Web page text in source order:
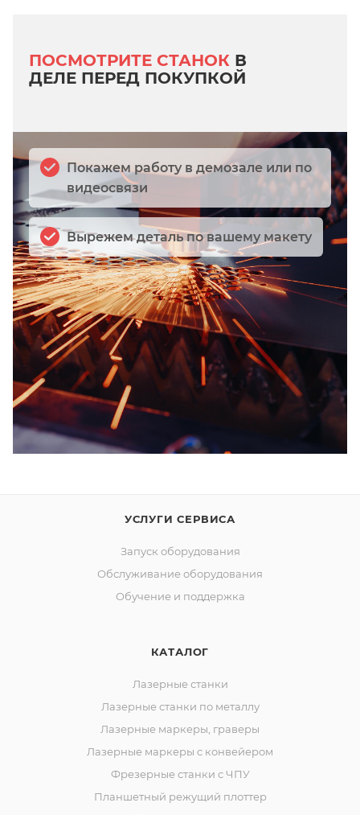
Покажем работу в демозале или по
видеосвязи
Вырежем деталь по вашему макету
ПОСМОТРИТЕ СТАНОК В
ДЕЛЕ ПЕРЕД ПОКУПКОЙ
УСЛУГИ СЕРВИСА
Запуск оборудования
Обслуживание оборудования
Обучение и поддержка
КАТАЛОГ
Лазерные станки
Лазерные станки по металлу
Лазерные маркеры, граверы
Лазерные маркеры с конвейером
Фрезерные станки с ЧПУ
Планшетный режущий плоттер